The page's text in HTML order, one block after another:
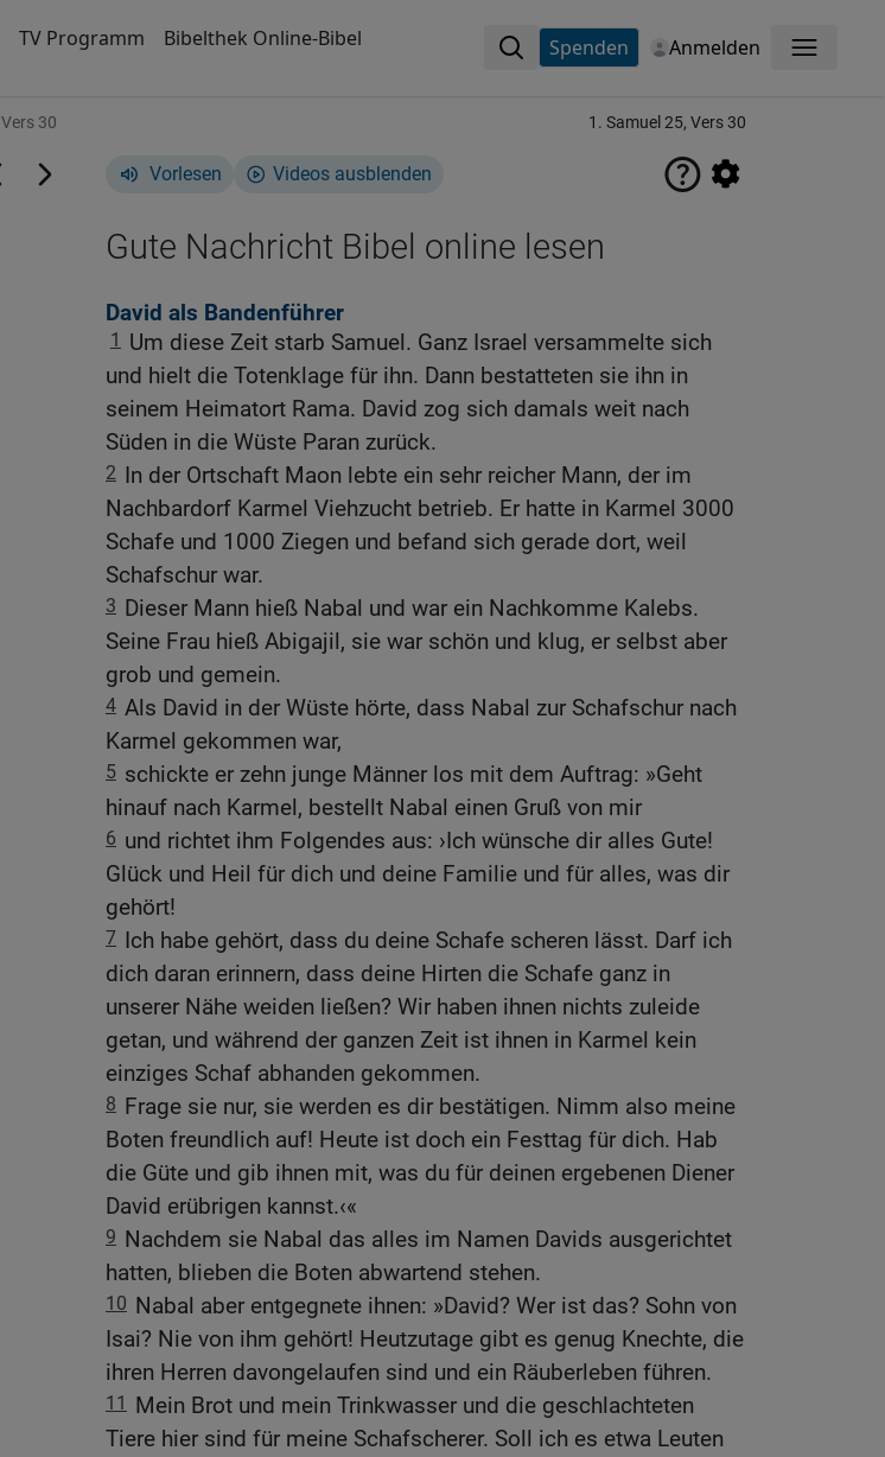
TV Programm Bibelthek Online-Bibel Spenden Anmelden Menü
Vers 30 1. Samuel 25, Vers 30
Vorlesen Videos ausblenden
Gute Nachricht Bibel online lesen
David als Bandenführer
1
Um diese Zeit starb Samuel. Ganz Israel versammelte sich
und hielt die Totenklage für ihn. Dann bestatteten sie ihn in
seinem Heimatort Rama. David zog sich damals weit nach
Süden in die Wüste Paran zurück.
2 In der Ortschaft Maon lebte ein sehr reicher Mann, der im
Nachbardorf Karmel Viehzucht betrieb. Er hatte in Karmel 3000
Schafe und 1000 Ziegen und befand sich gerade dort, weil
Schafschur war.
3 Dieser Mann hieß Nabal und war ein Nachkomme Kalebs.
Seine Frau hieß Abigajil, sie war schön und klug, er selbst aber
grob und gemein.
4 Als David in der Wüste hörte, dass Nabal zur Schafschur nach
Karmel gekommen war,
5 schickte er zehn junge Männer los mit dem Auftrag: »Geht
hinauf nach Karmel, bestellt Nabal einen Gruß von mir
6 und richtet ihm Folgendes aus: ›Ich wünsche dir alles Gute!
Glück und Heil für dich und deine Familie und für alles, was dir
gehört!
7 Ich habe gehört, dass du deine Schafe scheren lässt. Darf ich
dich daran erinnern, dass deine Hirten die Schafe ganz in
unserer Nähe weiden ließen? Wir haben ihnen nichts zuleide
getan, und während der ganzen Zeit ist ihnen in Karmel kein
einziges Schaf abhanden gekommen.
8 Frage sie nur, sie werden es dir bestätigen. Nimm also meine
Boten freundlich auf! Heute ist doch ein Festtag für dich. Hab
die Güte und gib ihnen mit, was du für deinen ergebenen Diener
David erübrigen kannst.‹«
9 Nachdem sie Nabal das alles im Namen Davids ausgerichtet
hatten, blieben die Boten abwartend stehen.
10 Nabal aber entgegnete ihnen: »David? Wer ist das? Sohn von
Isai? Nie von ihm gehört! Heutzutage gibt es genug Knechte, die
ihren Herren davongelaufen sind und ein Räuberleben führen.
11
Mein Brot und mein Trinkwasser und die geschlachteten
Tiere hier sind für meine Schafscherer. Soll ich es etwa Leuten